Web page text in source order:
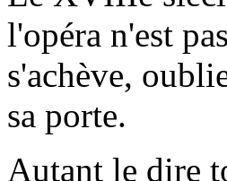
l'opéra n'est
s'achève,
sa porte.
Autant le dire